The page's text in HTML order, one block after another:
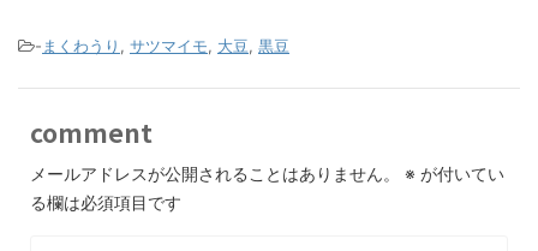
- まくわうり , サツマイモ, 大豆, 黒豆
comment
メールアドレスが公開されることはありません。 ※ が付いてい
る欄は必須項目です